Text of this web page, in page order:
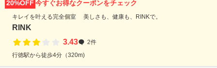
20%OFF 今すぐお得なクーポンをチェック
キレイを叶える完全個室 美しさも、健康も、RINKで。
RINK
3.43
2件
行徳駅から徒歩4分（320m)